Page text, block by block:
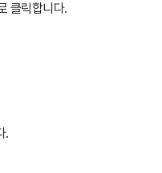
클릭합니다.
.